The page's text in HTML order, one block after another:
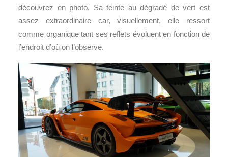
découvrez en photo. Sa teinte au dégradé de vert est
assez extraordinaire car, visuellement, elle ressort
comme organique tant ses reflets évoluent en fonction de
l’endroit d’où on l’observe.